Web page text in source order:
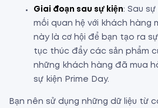
Giai đoạn sau sự kiện: Sau
mối quan hệ với khách hàng
này là cơ hội để bạn tạo ra
tục thúc đẩy các sản phẩm
những khách hàng đã mua
sự kiện Prime Day.
Bạn nên sử dụng những dữ liệu từ